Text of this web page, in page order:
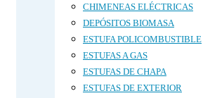
CHIMENEAS ELÉCTRICAS
DEPÓSITOS BIOMASA
ESTUFA POLICOMBUSTIBLE
ESTUFAS A GAS
ESTUFAS DE CHAPA
ESTUFAS DE EXTERIOR